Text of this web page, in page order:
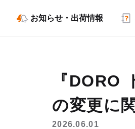
お知らせ・出荷情報
『DORO
の変更に
2026.06.01